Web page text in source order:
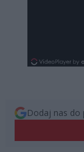
Dodaj nas do